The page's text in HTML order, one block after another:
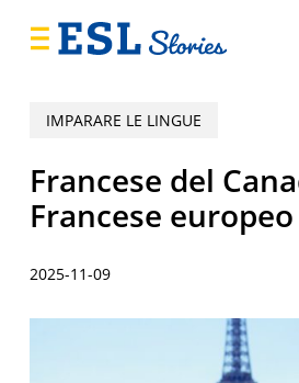
IMPARARE LE LINGUE
Francese del
Francese europeo
2025-11-09